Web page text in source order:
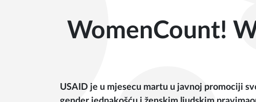
WomenCount!
USAID je u mjesecu martu u javnoj promociji